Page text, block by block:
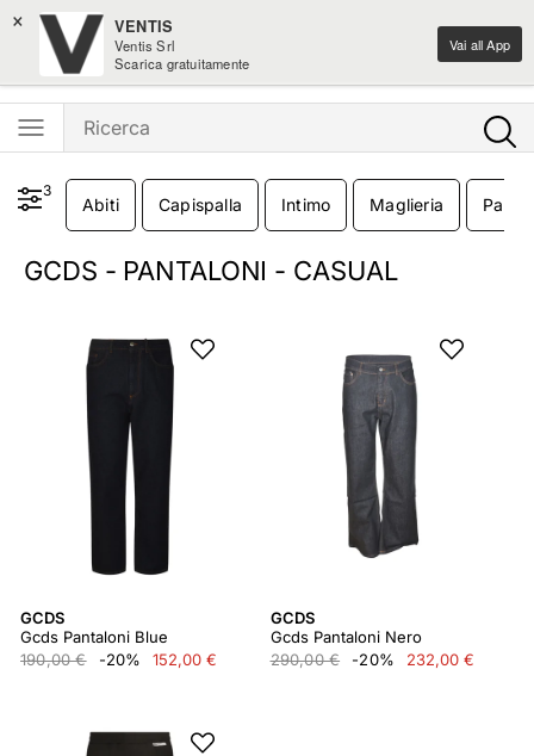
× VENTIS
Ventis Srl
Scarica gratuitamente
Vai all App
Ventis - L'e-shopping parla italiano
3
Abiti Capispalla Intimo Maglieria
GCDS - PANTALONI - CASUAL
GCDS
Gcds Pantaloni Blue
190,00 €
-20% 152,00 €
GCDS
Gcds Pantaloni Nero
290,00 €
-20% 232,00 €